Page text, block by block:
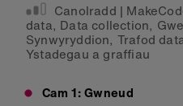
Canolradd |
data, Data collection,
Synwyryddion, Trafod
Ystadegau a graffiau
Cam 1: Gwneud